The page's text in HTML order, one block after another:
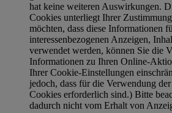
hat keine weiteren Auswirkungen.
Cookies unterliegt Ihrer
möchten, dass diese Informationen
interessenbezogenen Anzeigen,
verwendet werden, können Sie die
Informationen zu Ihren Online-
Ihrer Cookie-Einstellungen
jedoch, dass für die Verwendung
Cookies erforderlich sind.) Bitte
dadurch nicht vom Erhalt von